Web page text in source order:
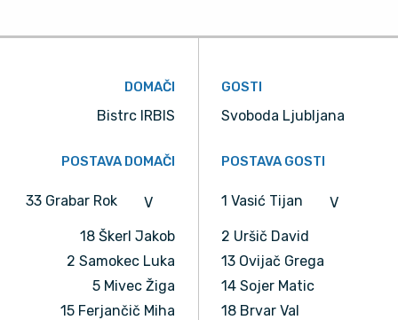
DOMAČI
Bistrc IRBIS
GOSTI
Svoboda Ljubljana
POSTAVA DOMAČI
33 Grabar Rok V
18 Škerl Jakob
2 Samokec Luka
5 Mivec Žiga
15 Ferjančič Miha
POSTAVA GOSTI
1 Vasić Tijan V
2 Uršič David
13 Ovijač Grega
14 Sojer Matic
18 Brvar Val